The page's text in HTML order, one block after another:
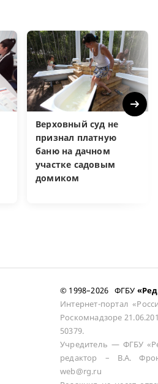
Верховный суд не
признал платную
баню на дачном
участке садовым
домиком
Next
© 1998–2026 ФГБУ
Интернет-портал
Роскомнадзоре
50379.
Учредитель — ФГБУ
редактор – В.А.
web@rg.ru